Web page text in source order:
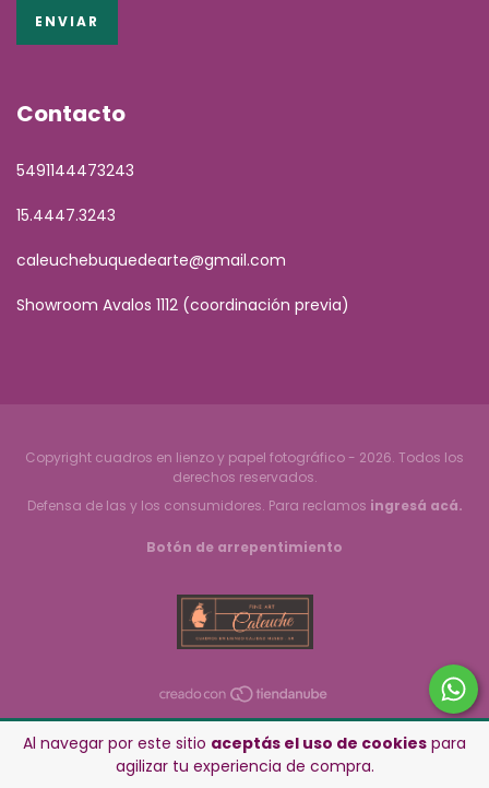
Al navegar por este sitio aceptás el uso de cookies para
agilizar tu experiencia de compra.
Contacto
5491144473243
15.4447.3243
caleuchebuquedearte@gmail.com
Showroom Avalos 1112 (coordinación previa)
Copyright cuadros en lienzo y papel fotográfico - 2026. Todos los
derechos reservados.
Defensa de las y los consumidores. Para reclamos ingresá acá.
Botón de arrepentimiento